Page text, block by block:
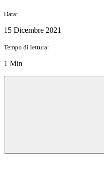
Data:
15 Dicembre 2021
Tempo di lettura:
1 Min